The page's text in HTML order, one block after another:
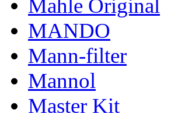
Mahle Original
MANDO
Mann-filter
Mannol
Master Kit